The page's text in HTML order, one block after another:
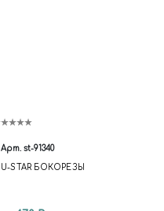
Арт. st-91340
U-STAR БОКОРЕЗЫ